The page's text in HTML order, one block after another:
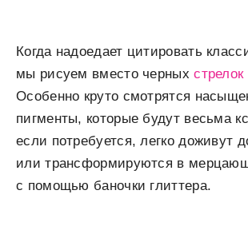
Когда надоедает цитировать
мы рисуем вместо черныхстрелок
Особенно круто смотрятся
пигменты, которые будут весьма
если потребуется, легко доживут
или трансформируются в
с помощью баночки глиттера.